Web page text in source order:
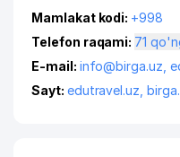
Mamlakat kodi: +998
Telefon raqami:
71
E-mail: info@birga.uz
Sayt: edutravel.uz ,